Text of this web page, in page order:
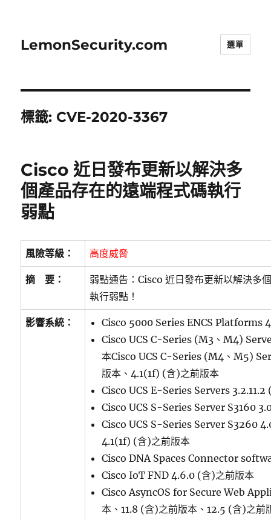
LemonSecurity.com 選單
標籤: CVE-2020-3367
Cisco 近日發布更新以解決多
個產品存在的遠端程式碼執行
弱點
風險等級： 高度威脅
摘 要：
弱點通告：Cisco 近日發布更新以解決多
執行弱點！
影響系統：
Cisco 5000 Series ENCS Platforms
Cisco UCS C-Series (M3、M4)
本Cisco UCS C-Series (M4、M5)
版本、4.1(1f) (含)之前版本
Cisco UCS E-Series Servers 3.2.11.2
Cisco UCS S-Series Server S3160
Cisco UCS S-Series Server S3260
4.1(1f) (含)之前版本
Cisco DNA Spaces Connector
Cisco IoT FND 4.6.0 (含)之前版本
Cisco AsyncOS for Secure Web
本、11.8 (含)之前版本、12.5 (含)之前